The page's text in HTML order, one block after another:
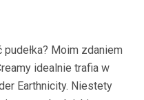
Moim zdaniem
idealnie trafia w
Earthnicity. Niestety